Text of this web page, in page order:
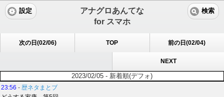
アナグロあんてな
for スマホ
設定 検索
次の日(02/06) TOP 前の日(02/04)
NEXT
2023/02/05 - 新着順(デフォ)
23:56 - 歴ネタまとブ